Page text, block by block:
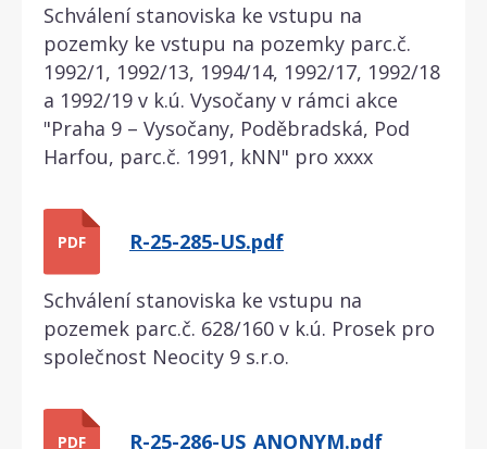
Schválení stanoviska ke vstupu na
pozemky ke vstupu na pozemky parc.č.
1992/1, 1992/13, 1994/14, 1992/17, 1992/18
a 1992/19 v k.ú. Vysočany v rámci akce
"Praha 9 – Vysočany, Poděbradská, Pod
Harfou, parc.č. 1991, kNN" pro xxxx
PDF R-25-285-US.pdf
Schválení stanoviska ke vstupu na
pozemek parc.č. 628/160 v k.ú. Prosek pro
společnost Neocity 9 s.r.o.
PDF R-25-286-US_ANONYM.pdf